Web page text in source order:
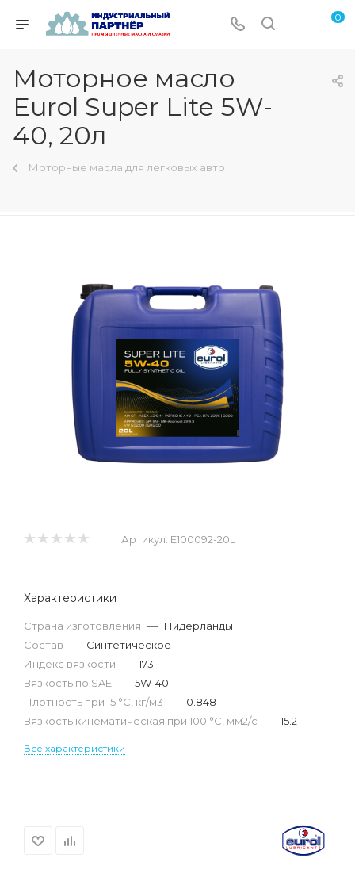
0
Моторное масло
Eurol Super Lite 5W-
40, 20л
Моторные масла для легковых авто
Артикул: E100092-20L
Характеристики
Страна изготовления — Нидерланды
Состав — Синтетическое
Индекс вязкости — 173
Вязкость по SAE — 5W-40
Плотность при 15 °С, кг/м3 — 0.848
Вязкость кинематическая при 100 °С, мм2/с — 15.2
Все характеристики